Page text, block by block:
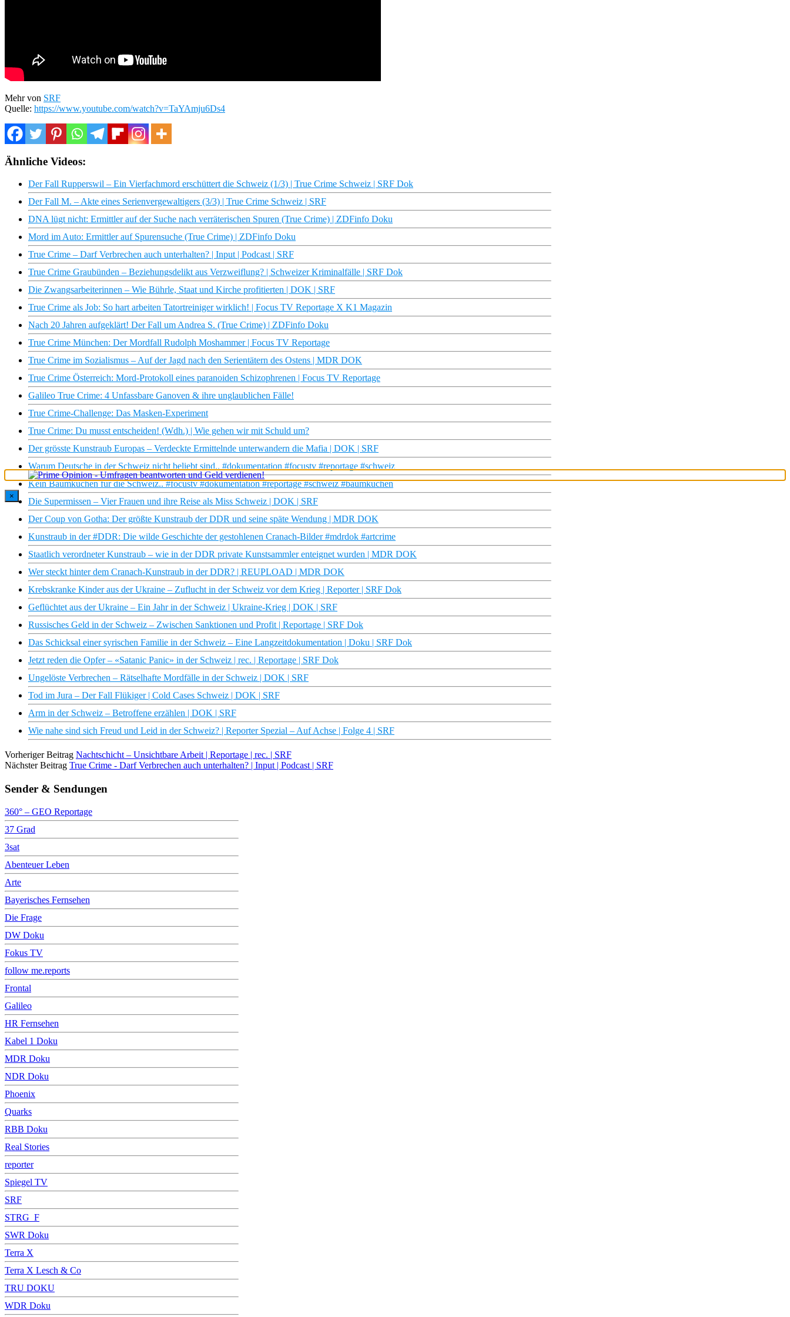
Mehr von SRF
Quelle: https://www.youtube.com/watch?v=TaYAmju6Ds4
Ähnliche Videos:
Der Fall Rupperswil – Ein Vierfachmord erschüttert die Schweiz (1/3) | True Crime Schweiz | SRF Dok
Der Fall M. – Akte eines Serienvergewaltigers (3/3) | True Crime Schweiz | SRF
DNA lügt nicht: Ermittler auf der Suche nach verräterischen Spuren (True Crime) | ZDFinfo Doku
Mord im Auto: Ermittler auf Spurensuche (True Crime) | ZDFinfo Doku
True Crime – Darf Verbrechen auch unterhalten? | Input | Podcast | SRF
True Crime Graubünden – Beziehungsdelikt aus Verzweiflung? | Schweizer Kriminalfälle | SRF Dok
Die Zwangsarbeiterinnen – Wie Bührle, Staat und Kirche profitierten | DOK | SRF
True Crime als Job: So hart arbeiten Tatortreiniger wirklich! | Focus TV Reportage X K1 Magazin
Nach 20 Jahren aufgeklärt! Der Fall um Andrea S. (True Crime) | ZDFinfo Doku
True Crime München: Der Mordfall Rudolph Moshammer | Focus TV Reportage
True Crime im Sozialismus – Auf der Jagd nach den Serientätern des Ostens | MDR DOK
True Crime Österreich: Mord-Protokoll eines paranoiden Schizophrenen | Focus TV Reportage
Galileo True Crime: 4 Unfassbare Ganoven & ihre unglaublichen Fälle!
True Crime-Challenge: Das Masken-Experiment
True Crime: Du musst entscheiden! (Wdh.) | Wie gehen wir mit Schuld um?
Der grösste Kunstraub Europas – Verdeckte Ermittelnde unterwandern die Mafia | DOK | SRF
Warum Deutsche in der Schweiz nicht beliebt sind.. #dokumentation #focustv #reportage #schweiz
Kein Baumkuchen für die Schweiz.. #focustv #dokumentation #reportage #schweiz #baumkuchen
Die Supermissen – Vier Frauen und ihre Reise als Miss Schweiz | DOK | SRF
Der Coup von Gotha: Der größte Kunstraub der DDR und seine späte Wendung | MDR DOK
Kunstraub in der #DDR: Die wilde Geschichte der gestohlenen Cranach-Bilder #mdrdok #artcrime
Staatlich verordneter Kunstraub – wie in der DDR private Kunstsammler enteignet wurden | MDR DOK
Wer steckt hinter dem Cranach-Kunstraub in der DDR? | REUPLOAD | MDR DOK
Krebskranke Kinder aus der Ukraine – Zuflucht in der Schweiz vor dem Krieg | Reporter | SRF Dok
Geflüchtet aus der Ukraine – Ein Jahr in der Schweiz | Ukraine-Krieg | DOK | SRF
Russisches Geld in der Schweiz – Zwischen Sanktionen und Profit | Reportage | SRF Dok
Das Schicksal einer syrischen Familie in der Schweiz – Eine Langzeitdokumentation | Doku | SRF Dok
Jetzt reden die Opfer – «Satanic Panic» in der Schweiz | rec. | Reportage | SRF Dok
Ungelöste Verbrechen – Rätselhafte Mordfälle in der Schweiz | DOK | SRF
Tod im Jura – Der Fall Flükiger | Cold Cases Schweiz | DOK | SRF
Arm in der Schweiz – Betroffene erzählen | DOK | SRF
Wie nahe sind sich Freud und Leid in der Schweiz? | Reporter Spezial – Auf Achse | Folge 4 | SRF
Vorheriger Beitrag Nachtschicht – Unsichtbare Arbeit | Reportage | rec. | SRF
Nächster Beitrag True Crime - Darf Verbrechen auch unterhalten? | Input | Podcast | SRF
Sender & Sendungen
360° – GEO Reportage
37 Grad
3sat
Abenteuer Leben
Arte
Bayerisches Fernsehen
Die Frage
DW Doku
Fokus TV
follow me.reports
Frontal
Galileo
HR Fernsehen
Kabel 1 Doku
MDR Doku
NDR Doku
Phoenix
Quarks
RBB Doku
Real Stories
reporter
Spiegel TV
SRF
STRG_F
SWR Doku
Terra X
Terra X Lesch & Co
TRU DOKU
WDR Doku
×